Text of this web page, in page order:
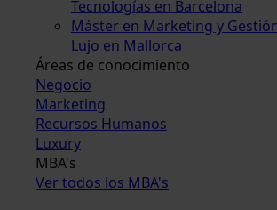
Tecnologías en Barcelona
Máster en Marketing y
Lujo en Mallorca
Áreas de conocimiento
Negocio
Marketing
Recursos Humanos
Luxury
MBA's
Ver todos los MBA's